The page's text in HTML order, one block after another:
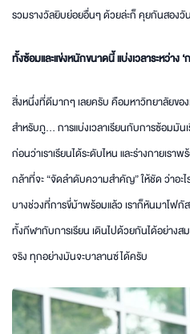
รวมรางวัลยิบย่อยอื่นๆ ด้วยล่ะก็ คุยกันสองวั
ทั้งซ้อมและแข่งหนักขนาดนี้ แบ่งเวลาระหว่าง
สิ่งหนึ่งที่ดีมากๆ เลยครับ คือมหาวิทยาลัยขอ
สำหรับภู… การแบ่งเวลาเรียนกับการซ้อมมันเ
ก่อนว่าเราเรียนได้ระดับไหน และร่างกายเร
กล้าที่จะ “จัดลำดับความสำคัญ” ให้ชัด ว่าอะ
บางช่วงที่การขี่ม้าพร้อมแล้ว เราก็หันมาโฟกั
ทั้งกีฬากับการเรียน เดินไปด้วยกันได้อย่างส
จริง ทุกอย่างมันจะบาลานซ์ได้ครับ